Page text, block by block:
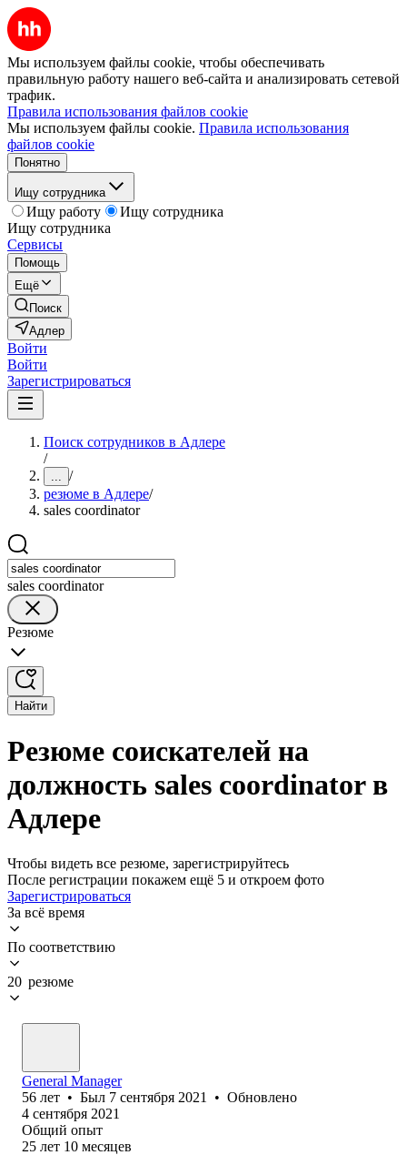
Мы используем файлы cookie, чтобы обеспечивать
правильную работу нашего веб-сайта и анализировать сетевой
трафик.
Правила использования файлов cookie
Мы используем файлы cookie. Правила использования
файлов cookie
Понятно
Ищу сотрудника
Ищу работу
Ищу сотрудника
Ищу сотрудника
Сервисы
Помощь
Ещё
Поиск
Адлер
Войти
Войти
Зарегистрироваться
Поиск сотрудников в Адлере
/
... /
резюме в Адлере/
sales coordinator
sales coordinator
Резюме
Найти
Резюме соискателей на
должность sales coordinator в
Адлере
Чтобы видеть все резюме, зарегистрируйтесь
После регистрации покажем ещё 5 и откроем фото
Зарегистрироваться
За всё время
По соответствию
20 резюме
General Manager
56 лет • Был 7 сентября 2021 • Обновлено
4 сентября 2021
Общий опыт
25 лет 10 месяцев